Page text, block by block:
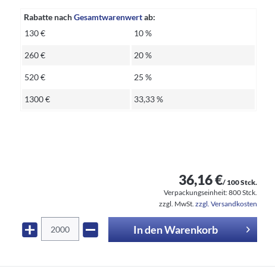
Rabatte nachGesamtwarenwertab:
130 €
10 %
260 € 20 %
520 € 25 %
1300 € 33,33 %
36,16 €/ 100 Stck.
Verpackungseinheit:800 Stck.
zzgl. MwSt. zzgl. Versandkosten
In denWarenkorb